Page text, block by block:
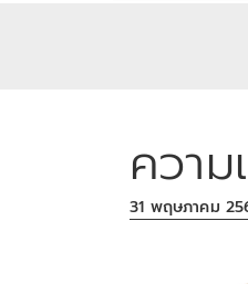
ควา
31 พฤษภาคม